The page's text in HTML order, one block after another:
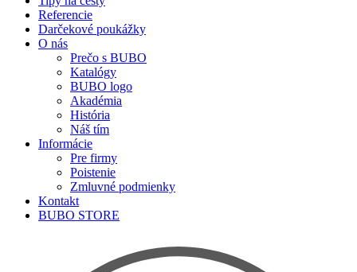
Referencie
Darčekové poukážky
O nás
Prečo s BUBO
Katalógy
BUBO logo
Akadémia
História
Náš tím
Informácie
Pre firmy
Poistenie
Zmluvné podmienky
Kontakt
BUBO STORE